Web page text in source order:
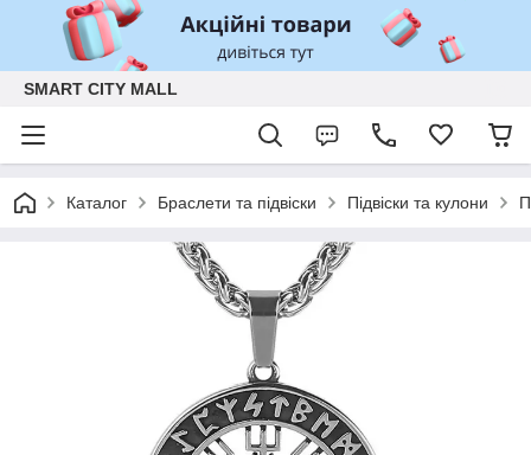
SMART CITY MALL
Каталог Браслети та підвіски Підвіски та кулони